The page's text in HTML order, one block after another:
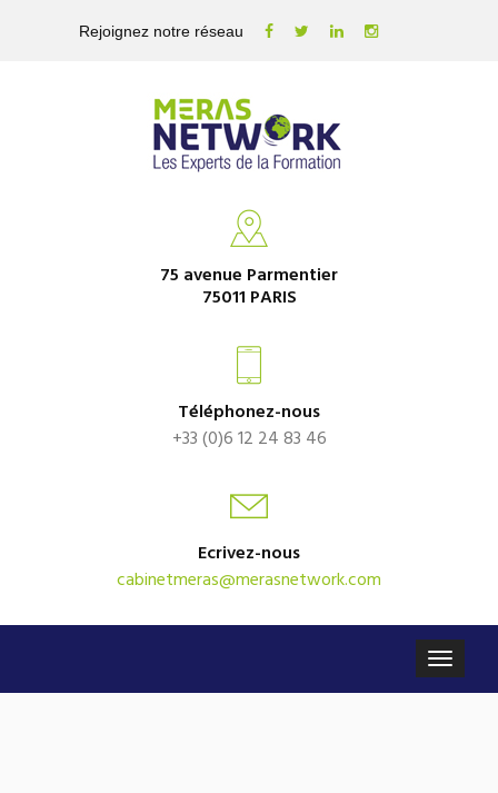
Rejoignez notre réseau
75 avenue Parmentier
75011 PARIS
Téléphonez-nous
+33 (0)6 12 24 83 46
Ecrivez-nous
cabinetmeras@merasnetwork.com